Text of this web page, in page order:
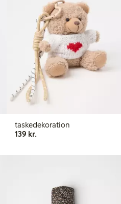
taskedekoration
139 kr.139,00 kr.